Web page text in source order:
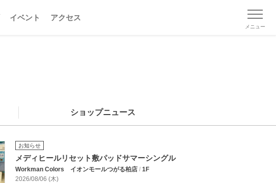
イベント アクセス
メニュー
ショップニュース
お知らせ
メディヒールリセット敷パッドサマーシングル
Workman Colors イオンモールつがる柏店 / 1F
2026/08/06 (木)